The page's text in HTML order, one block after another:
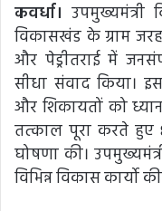
कवर्धा।
विकासखंड के ग्राम
और पेड्रीतराई में
सीधा संवाद किया। इस
और शिकायतों को
तत्काल पूरा करते
घोषणा की।
विभिन्न विकास कार्यो